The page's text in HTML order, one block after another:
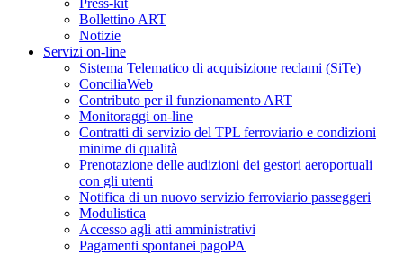
Press-kit
Bollettino ART
Notizie
Servizi on-line
Sistema Telematico di acquisizione reclami (SiTe)
ConciliaWeb
Contributo per il funzionamento ART
Monitoraggi on-line
Contratti di servizio del TPL ferroviario e condizioni
minime di qualità
Prenotazione delle audizioni dei gestori aeroportuali
con gli utenti
Notifica di un nuovo servizio ferroviario passeggeri
Modulistica
Accesso agli atti amministrativi
Pagamenti spontanei pagoPA